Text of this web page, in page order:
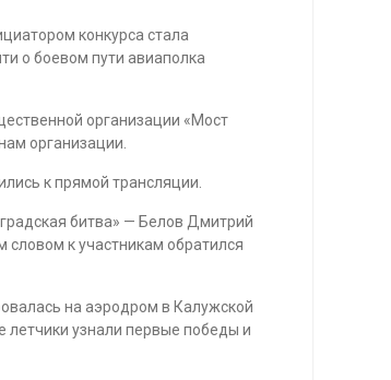
конкурса стала
о боевом пути авиаполка
организации «Мост
организации.
к прямой трансляции.
битва» — Белов Дмитрий
словом к участникам обратился
на аэродром в Калужской
летчики узнали первые победы и